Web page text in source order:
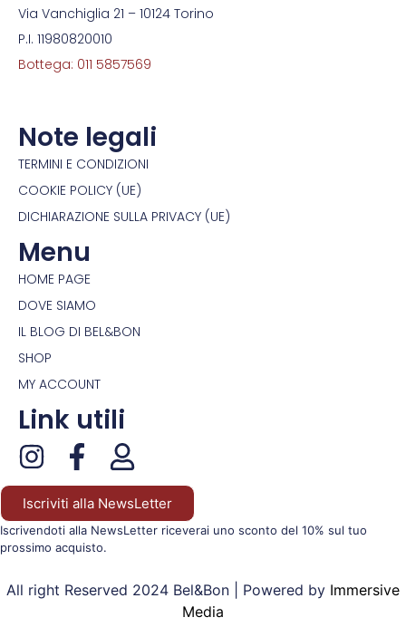
Via Vanchiglia 21 – 10124 Torino
P.I. 11980820010
Bottega: 011 5857569
Note legali
TERMINI E CONDIZIONI
COOKIE POLICY (UE)
DICHIARAZIONE SULLA PRIVACY (UE)
Menu
HOME PAGE
DOVE SIAMO
IL BLOG DI BEL&BON
SHOP
MY ACCOUNT
Link utili
Iscriviti alla NewsLetter
Iscrivendoti alla NewsLetter riceverai uno sconto del 10% sul tuo
prossimo acquisto.
All right Reserved 2024 Bel&Bon | Powered by Immersive
Media